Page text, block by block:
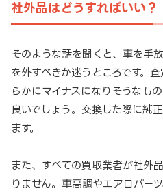
社外品はどうすればいい？
そのような話を聞くと、車を手
を外すべきか迷うところです。
らかにマイナスになりそうなも
良いでしょう。交換した際に純
ます。
また、すべての買取業者が社外
りません。車高調やエアロパー